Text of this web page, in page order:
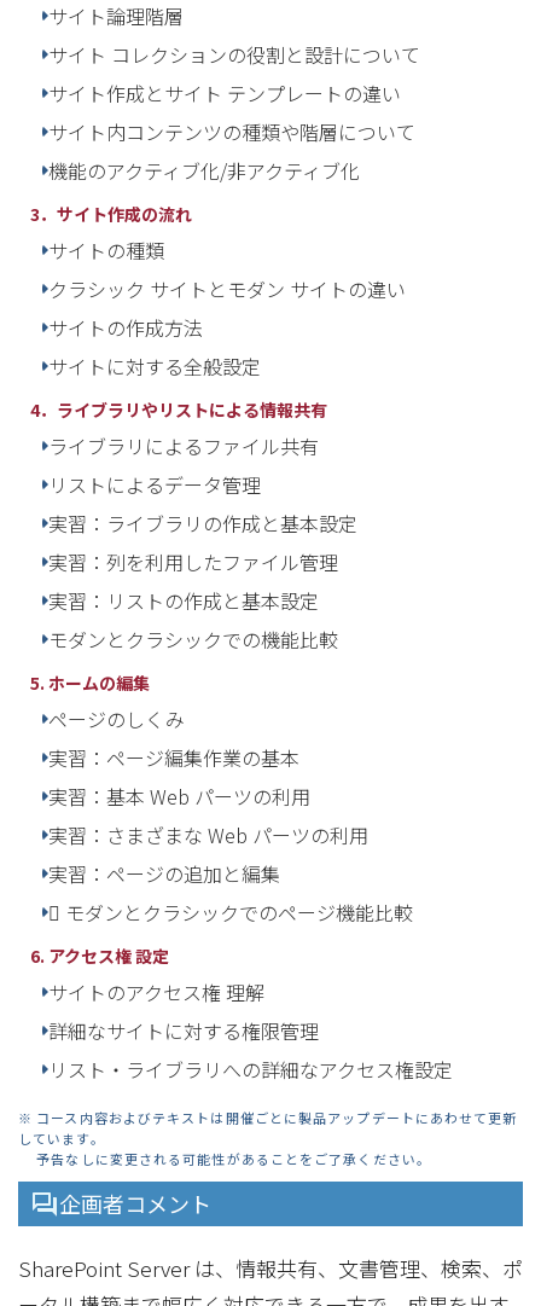
サイト論理階層
サイト コレクションの役割と設計について
サイト作成とサイト テンプレートの違い
サイト内コンテンツの種類や階層について
機能のアクティブ化/非アクティブ化
3．サイト作成の流れ
サイトの種類
クラシック サイトとモダン サイトの違い
サイトの作成方法
サイトに対する全般設定
4．ライブラリやリストによる情報共有
ライブラリによるファイル共有
リストによるデータ管理
実習：ライブラリの作成と基本設定
実習：列を利用したファイル管理
実習：リストの作成と基本設定​
モダンとクラシックでの機能比較​
5. ホームの編集
ページのしくみ
実習：ページ編集作業の基本
実習：基本 Web パーツの利用
実習：さまざまな Web パーツの利用
実習：ページの追加と編集
 モダンとクラシックでのページ機能比較​
6. アクセス権 設定
サイトのアクセス権 理解
詳細なサイトに対する権限管理
リスト・ライブラリへの詳細なアクセス権設定
※ コース内容およびテキストは開催ごとに製品アップデートにあわせて更新
しています。
予告なしに変更される可能性があることをご了承ください。
企画者コメント
SharePoint Server は、情報共有、文書管理、検索、ポ